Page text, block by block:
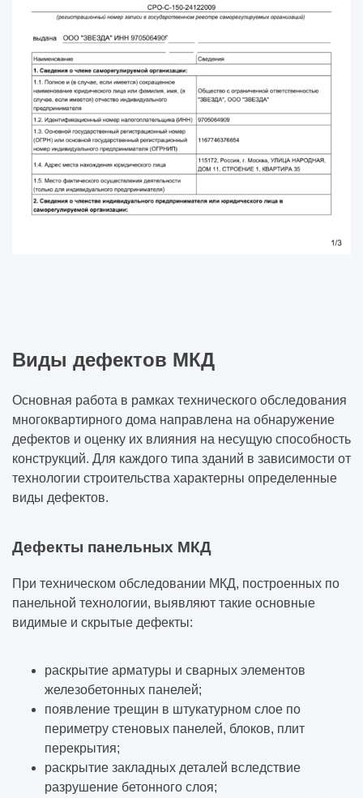
Виды дефектов МКД
Основная работа в рамках технического обследования
многоквартирного дома направлена на обнаружение
дефектов и оценку их влияния на несущую способность
конструкций. Для каждого типа зданий в зависимости от
технологии строительства характерны определенные
виды дефектов.
Дефекты панельных МКД
При техническом обследовании МКД, построенных по
панельной технологии, выявляют такие основные
видимые и скрытые дефекты:
раскрытие арматуры и сварных элементов
железобетонных панелей;
появление трещин в штукатурном слое по
периметру стеновых панелей, блоков, плит
перекрытия;
раскрытие закладных деталей вследствие
разрушение бетонного слоя;